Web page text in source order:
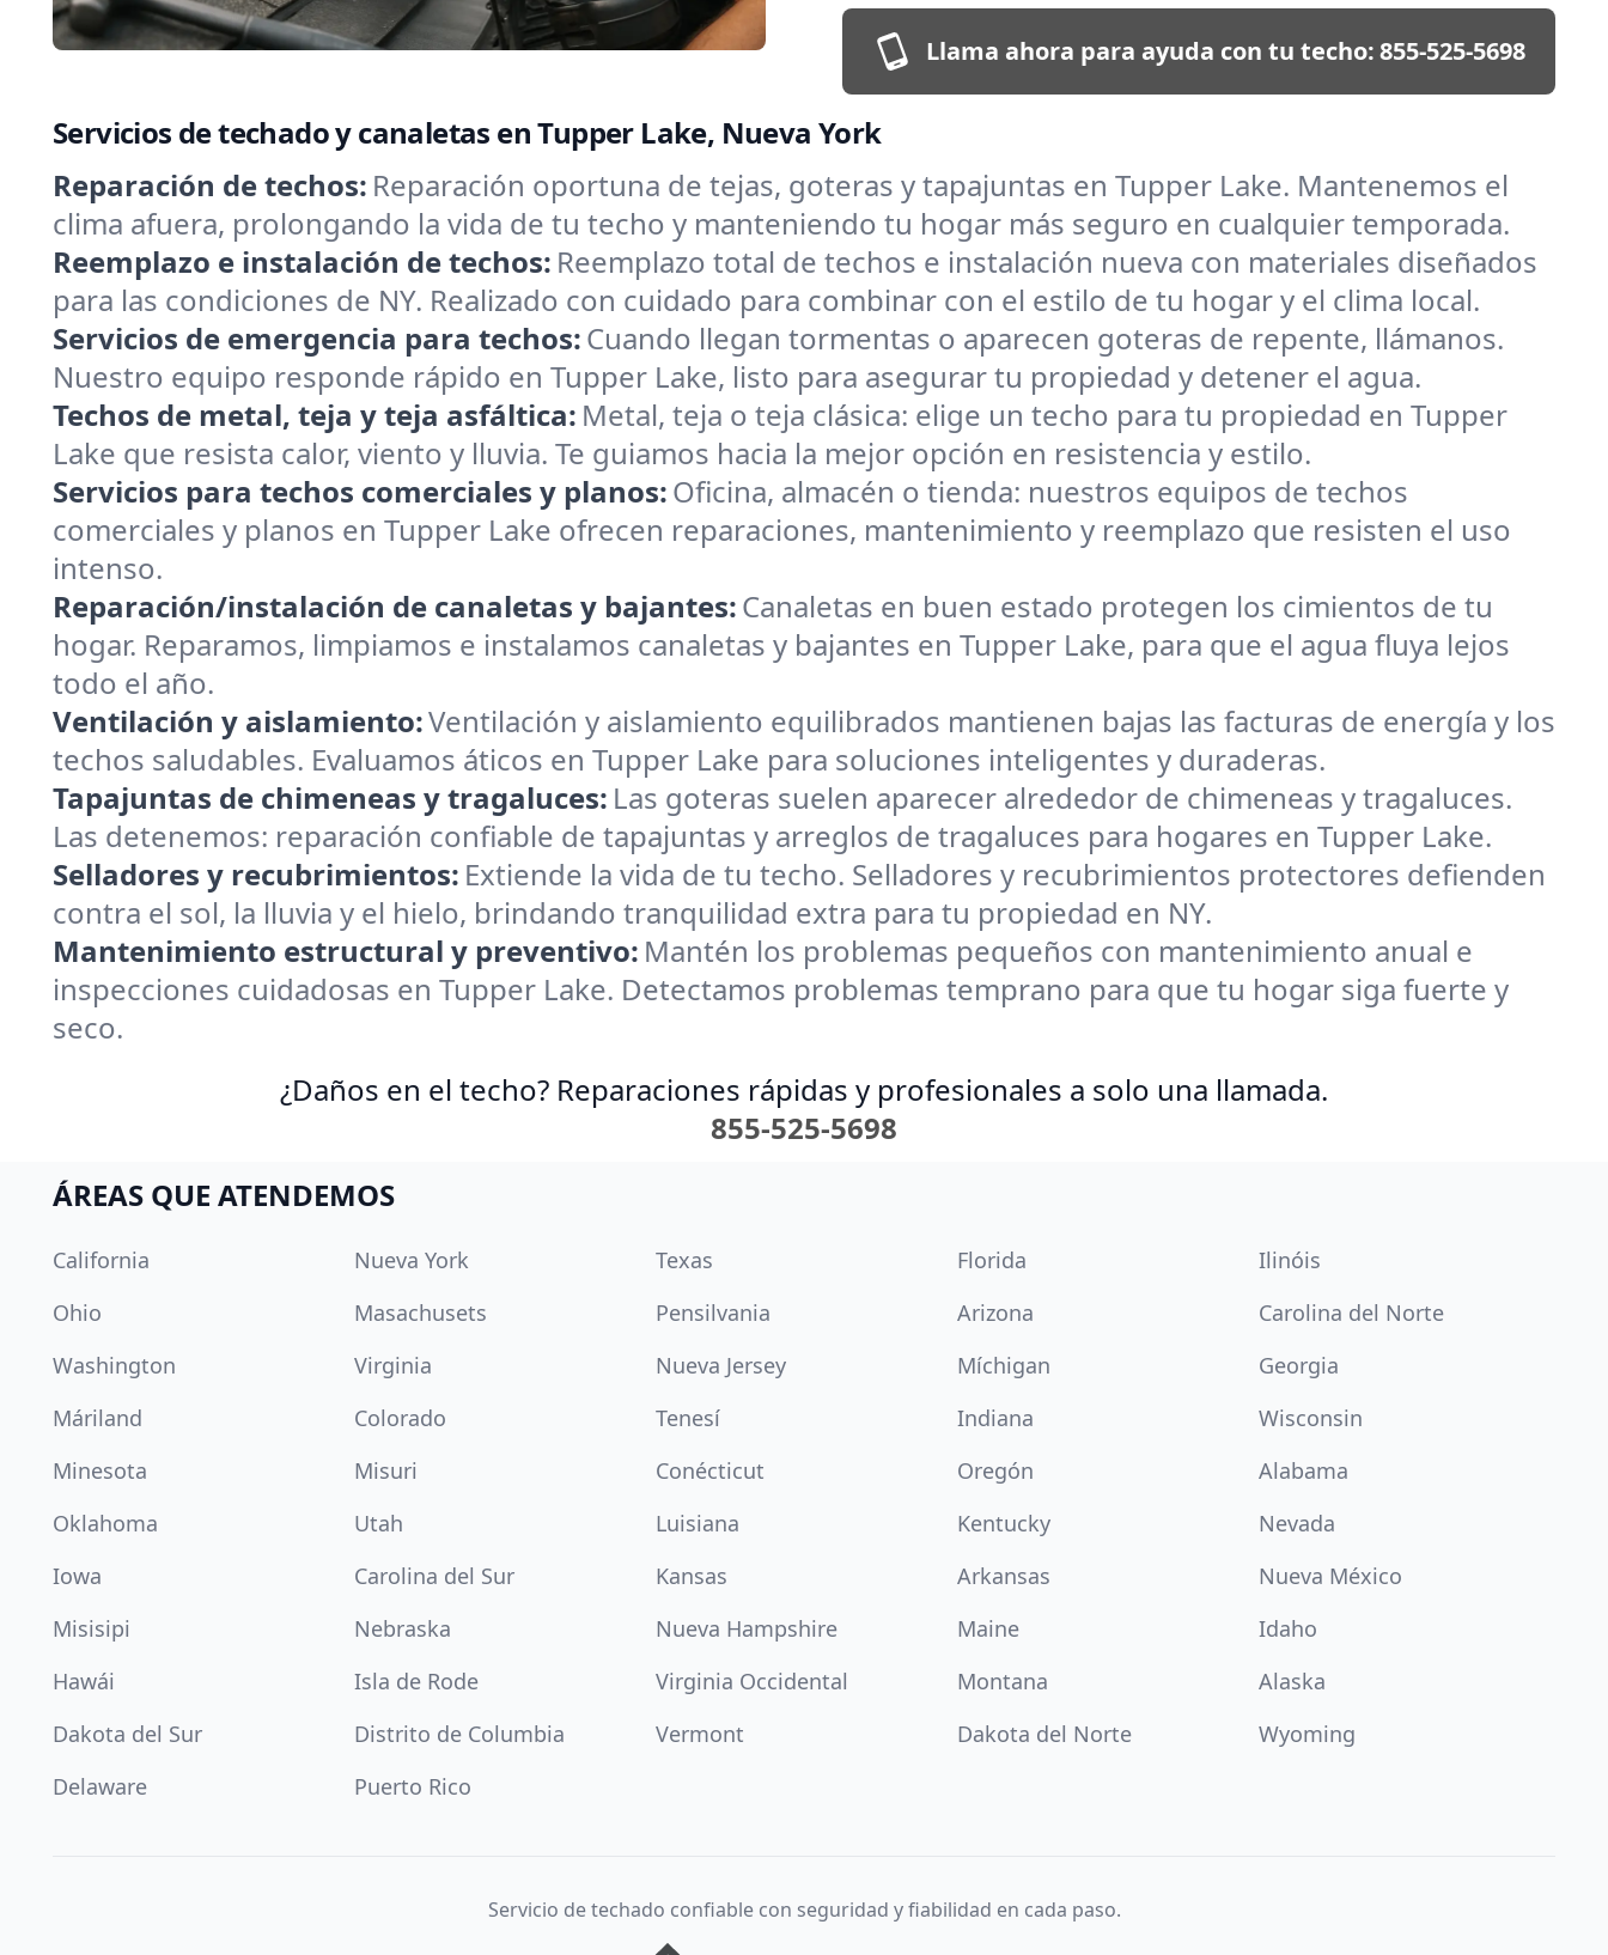
Llama ahora para ayuda con tu techo:855-525-5698
Servicios de techado y canaletas en Tupper Lake, Nueva York
Reparación de techos: Reparación oportuna de tejas, goteras y tapajuntas en Tupper Lake. Mantenemos el
clima afuera, prolongando la vida de tu techo y manteniendo tu hogar más seguro en cualquier temporada.
Reemplazo e instalación de techos: Reemplazo total de techos e instalación nueva con materiales diseñados
para las condiciones de NY. Realizado con cuidado para combinar con el estilo de tu hogar y el clima local.
Servicios de emergencia para techos:Cuando llegan tormentas o aparecen goteras de repente, llámanos.
Nuestro equipo responde rápido en Tupper Lake, listo para asegurar tu propiedad y detener el agua.
Techos de metal, teja y teja asfáltica: Metal, teja o teja clásica: elige un techo para tu propiedad en Tupper
Lake que resista calor, viento y lluvia. Te guiamos hacia la mejor opción en resistencia y estilo.
Servicios para techos comerciales y planos:Oficina, almacén o tienda: nuestros equipos de techos
comerciales y planos en Tupper Lake ofrecen reparaciones, mantenimiento y reemplazo que resisten el uso
intenso.
Reparación/instalación de canaletas y bajantes:Canaletas en buen estado protegen los cimientos de tu
hogar. Reparamos, limpiamos e instalamos canaletas y bajantes en Tupper Lake, para que el agua fluya lejos
todo el año.
Ventilación y aislamiento:Ventilación y aislamiento equilibrados mantienen bajas las facturas de energía y los
techos saludables. Evaluamos áticos en Tupper Lake para soluciones inteligentes y duraderas.
Tapajuntas de chimeneas y tragaluces: Las goteras suelen aparecer alrededor de chimeneas y tragaluces.
Las detenemos: reparación confiable de tapajuntas y arreglos de tragaluces para hogares en Tupper Lake.
Selladores y recubrimientos: Extiende la vida de tu techo. Selladores y recubrimientos protectores defienden
contra el sol, la lluvia y el hielo, brindando tranquilidad extra para tu propiedad en NY.
Mantenimiento estructural y preventivo: Mantén los problemas pequeños con mantenimiento anual e
inspecciones cuidadosas en Tupper Lake. Detectamos problemas temprano para que tu hogar siga fuerte y
seco.
¿Daños en el techo? Reparaciones rápidas y profesionales a solo una llamada.
855-525-5698
ÁREAS QUE ATENDEMOS
California Nueva York Texas Florida
Ilinóis
Ohio
Masachusets Pensilvania Arizona
Carolina del Norte
Washington
Virginia Nueva Jersey Míchigan
Georgia
Máriland
Colorado Tenesí Indiana
Wisconsin
Minesota
Misuri Conécticut Oregón
Alabama
Oklahoma
Utah Luisiana Kentucky
Nevada
Iowa
Carolina del Sur Kansas Arkansas
Nueva México
Misisipi
Nebraska Nueva Hampshire Maine
Idaho
Hawái
Isla de Rode Virginia Occidental Montana
Alaska
Dakota del Sur
Distrito de Columbia Vermont Dakota del Norte
Wyoming
Delaware
Puerto Rico
Servicio de techado confiable con seguridad y fiabilidad en cada paso.